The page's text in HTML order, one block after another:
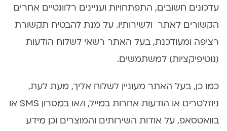
עדכונים חשובים, התפתחויות ועניינים רלוונטיים אחרים
הקשורים לאתר ולשירותיו. על מנת להבטיח תקשורת
רציפה ומעודכנת, בעל האתר רשאי לשלוח הודעות
(נוטיפיקציות) למשתמשים.
כמו כן, בעל האתר מעוניין לשלוח אליך, מעת לעת,
ניוזלטרים או הודעות אחרות במייל, ו/או במסרון SMS או
בוואטסאפ, על אודות השירותים והמוצרים וכן מידע